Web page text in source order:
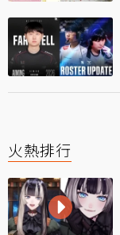
火熱排行